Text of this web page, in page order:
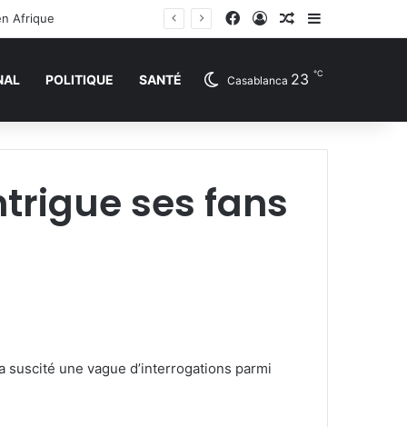
Afrique Facebook
Connexion
Article Aléatoire
Sidebar
POLITIQUE SANTÉ Casablanca 23 ℃
ses fans
suscité une vague d’interrogations parmi